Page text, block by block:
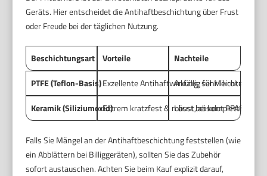
Geräts. Hier entscheidet die Antihaftbeschichtung über Frust
oder Freude bei der täglichen Nutzung.
Beschichtungsart Vorteile
Nachteile
PTFE (Teflon-Basis)Exzellente Antihaftwirkung, sehr leichte
Anfällig für Mikrokratzer,
Keramik (Siliziumoxid)Extrem kratzfest & robust, absolut PFAS-/
Lässt bei kompletter
Falls Sie Mängel an der Antihaftbeschichtung feststellen (wie
ein Abblättern bei Billiggeräten), sollten Sie das Zubehör
sofort austauschen. Achten Sie beim Kauf explizit darauf,